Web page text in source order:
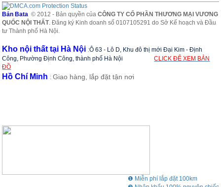
Bản Bata © 2012 - Bản quyền củaCÔNG TY CỔ PHẦN THƯƠNG MẠI VƯƠNG
QUỐC NỘI THẤT. Đăng ký Kinh doanh số 0107105291 do Sở Kế hoạch và Đầu
tư Thành phố Hà Nội.
Kho nội thất tại Hà Nội :Ô 63 - Lô D, Khu đô thị mới Đại Kim - Định
Công, Phường Định Công, thành phố Hà Nội
CLICK ĐỂ XEM BẢN
ĐỒ
Hồ Chí Minh :Giao hàng, lắp đặt tận nơi
❶ Miễn phí lắp đặt 100km